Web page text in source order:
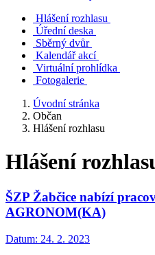
Hlášení rozhlasu
Úřední deska
Sběrný dvůr
Kalendář akcí
Virtuální prohlídka
Fotogalerie
Úvodní stránka
Občan
Hlášení rozhlasu
Hlášení
ŠZP Žabčice nabízí
AGRONOM(KA)
Datum: 24. 2. 2023